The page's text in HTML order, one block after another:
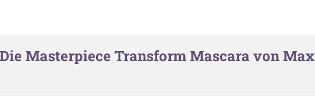
Masterpiece Transform Mascara von Max